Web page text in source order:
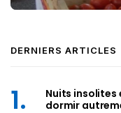
DERNIERS ARTICLES
Nuits
dormir